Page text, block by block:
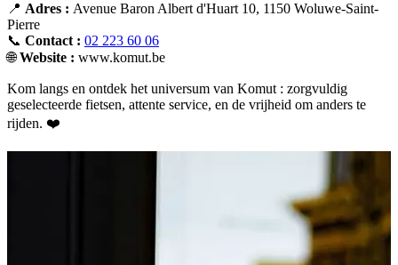
📍 Adres : Avenue Baron Albert d'Huart 10, 1150 Woluwe-Saint-
Pierre
📞 Contact : 02 223 60 06
🌐Website : www.komut.be
Kom langs en ontdek het universum van Komut : zorgvuldig
geselecteerde fietsen, attente service, en de vrijheid om anders te
rijden. ❤️